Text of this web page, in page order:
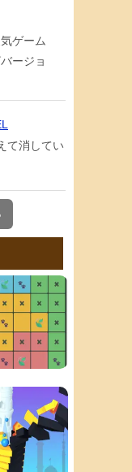
ゲーム
ージョ
て消してい